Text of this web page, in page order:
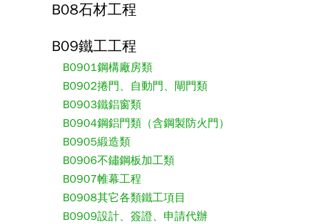
B08石材工程
B09鐵工工程
B0901鋼構廠房類
B0902捲門、自動門、閘門類
B0903鐵鋁窗類
B0904鋼鋁門類（含鋼製防火門）
B0905緞造類
B0906不鏽鋼板加工類
B0907帷幕工程
B0908其它各類鐵工項目
B0909設計、簽證、申請代辦